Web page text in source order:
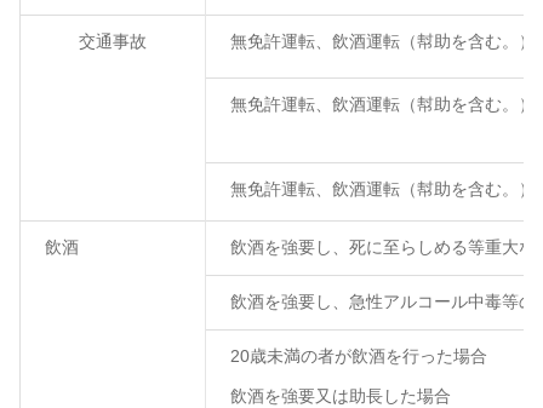
交通事故 無免許運転、飲酒運転（幇助を含む。
無免許運転、飲酒運転（幇助を含む。
無免許運転、飲酒運転（幇助を含む。
飲酒 飲酒を強要し、死に至らしめる等重大な
飲酒を強要し、急性アルコール中毒等の
20歳未満の者が飲酒を行った場合
飲酒を強要又は助長した場合